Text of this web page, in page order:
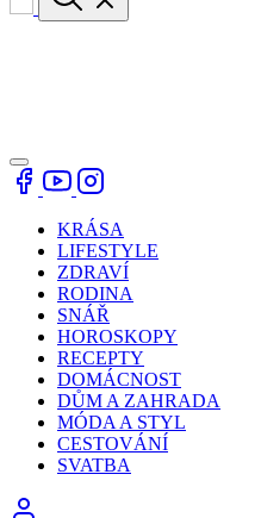
KRÁSA
LIFESTYLE
ZDRAVÍ
RODINA
SNÁŘ
HOROSKOPY
RECEPTY
DOMÁCNOST
DŮM A ZAHRADA
MÓDA A STYL
CESTOVÁNÍ
SVATBA